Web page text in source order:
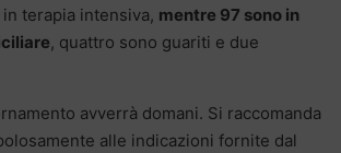
terapia intensiva, mentre 97 sono in
, quattro sono guariti e due
avverrà domani. Si raccomanda
alle indicazioni fornite dal